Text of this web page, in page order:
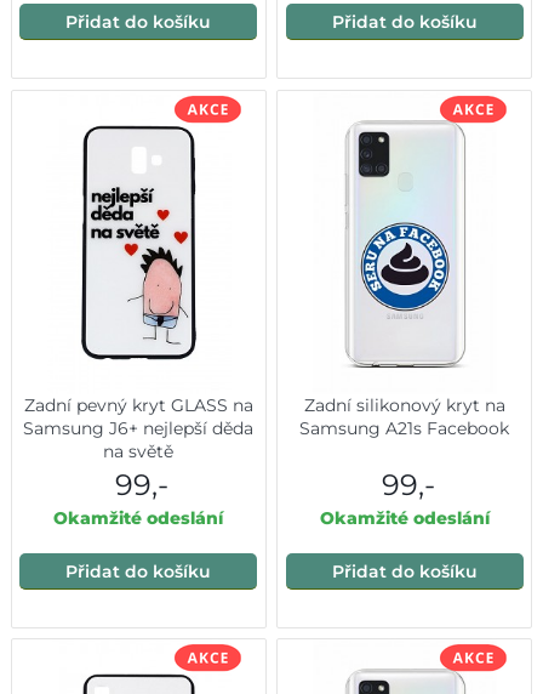
Přidat do košíku Přidat do košíku
Zadní pevný kryt GLASS na
Samsung J6+ nejlepší děda
na světě
99,-
Okamžité odeslání
Přidat do košíku
Zadní silikonový kryt na
Samsung A21s Facebook
99,-
Okamžité odeslání
Přidat do košíku